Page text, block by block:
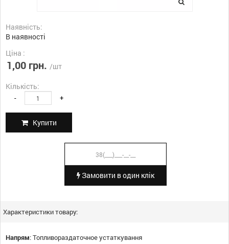
Наявність:
В наявності
Ціна :
1,00 грн. /шт
Кількість:
- +
Купити
Замовити в один клік
Характеристики товару:
Напрям:Топливораздаточное устаткування